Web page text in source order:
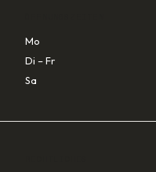
Mo
Di – Fr
Sa